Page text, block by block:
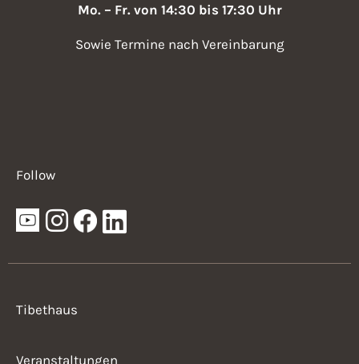
Mo. – Fr. von 14:30 bis 17:30 Uhr
Sowie Termine nach Vereinbarung
Follow
Tibethaus
Veranstaltungen